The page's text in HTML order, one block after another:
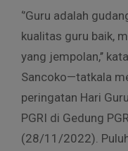
‘’Guru adalah
kualitas guru baik,
yang jempolan,’’
Sancoko—tatkala
peringatan Hari
PGRI di Gedung
(28/11/2022).